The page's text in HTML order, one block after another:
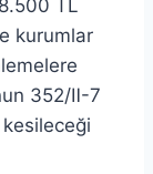
TL
kurumlar
352/Ⅱ-7